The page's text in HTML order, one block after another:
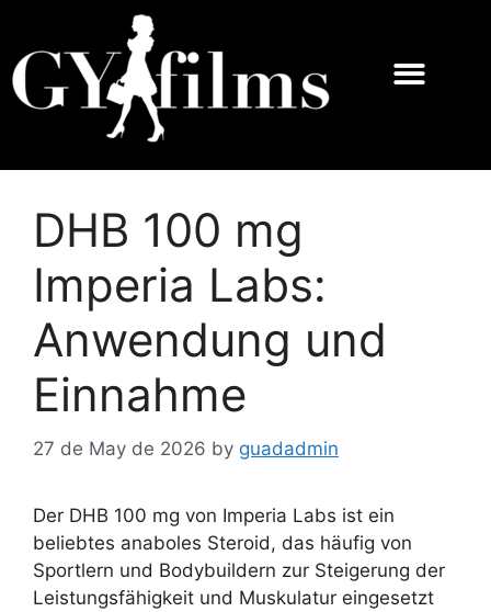
DHB 100 mg
Imperia Labs:
Anwendung und
Einnahme
27 de May de 2026 by guadadmin
Der DHB 100 mg von Imperia Labs ist ein
beliebtes anaboles Steroid, das häufig von
Sportlern und Bodybuildern zur Steigerung der
Leistungsfähigkeit und Muskulatur eingesetzt